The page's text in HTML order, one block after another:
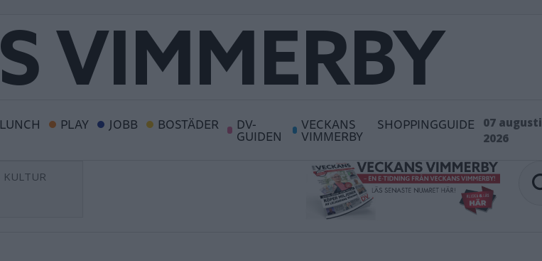
LUNCH PLAY JOBB BOSTÄDER DV-
GUIDEN
VECKANS
VIMMERBY
SHOPPINGGUIDE
07 augusti
2026
KULTUR